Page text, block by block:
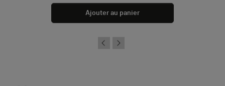
Ajouter au panier